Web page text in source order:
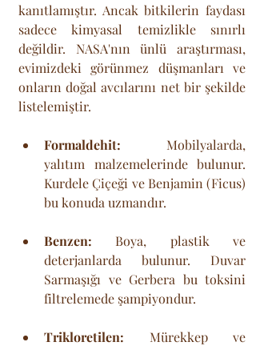
kanıtlamıştır. Ancak bitkilerin faydası
sadece kimyasal temizlikle sınırlı
değildir. NASA'nın ünlü araştırması,
evimizdeki görünmez düşmanları ve
onların doğal avcılarını net bir şekilde
listelemiştir.
Formaldehit: Mobilyalarda,
yalıtım malzemelerinde bulunur.
Kurdele Çiçeği ve Benjamin (Ficus)
bu konuda uzmandır.
Benzen: Boya, plastik ve
deterjanlarda bulunur. Duvar
Sarmaşığı ve Gerbera bu toksini
filtrelemede şampiyondur.
Trikloretilen: Mürekkep ve